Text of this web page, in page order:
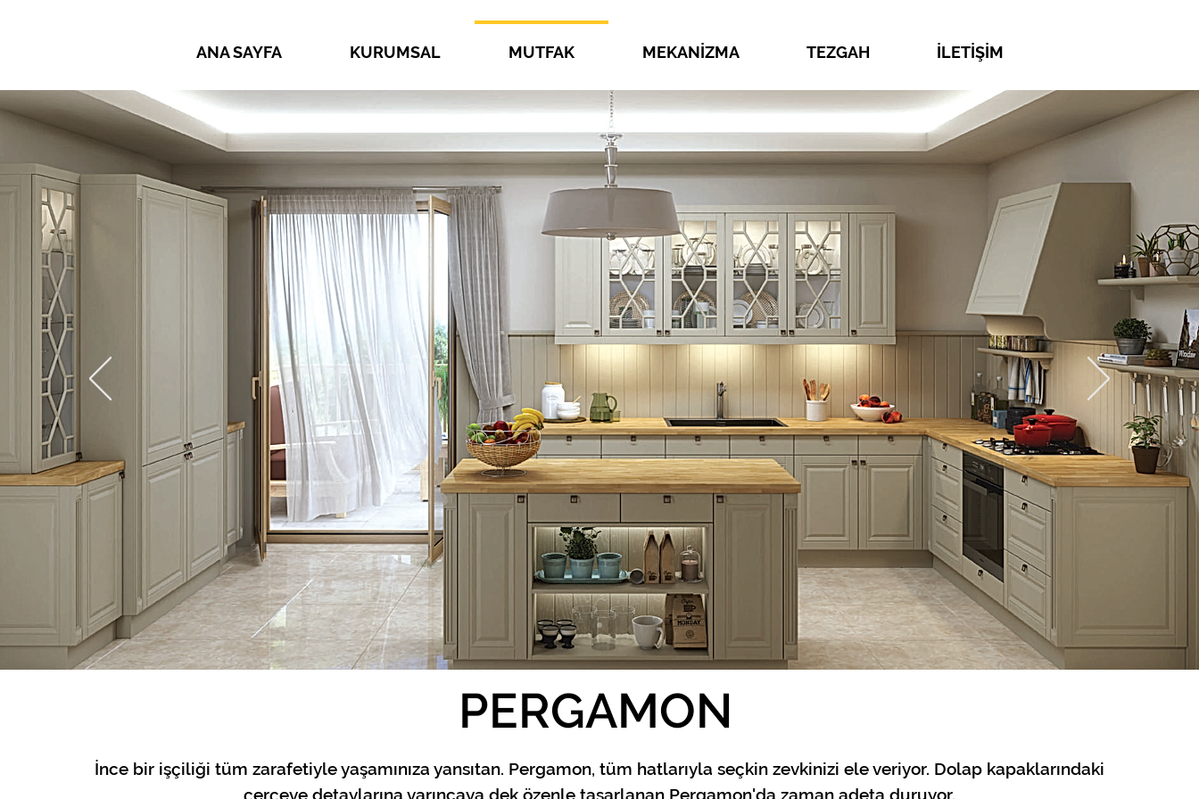
ANA SAYFA KURUMSAL MUTFAK MEKANİZMA TEZGAH İLETİŞİM
PERGAMON
İnce bir işçiliği tüm zarafetiyle yaşamınıza yansıtan. Pergamon, tüm hatlarıyla seçkin zevkinizi ele veriyor. Dolap kapaklarındaki
çerçeve detaylarına varıncaya dek özenle tasarlanan Pergamon'da zaman adeta duruyor.